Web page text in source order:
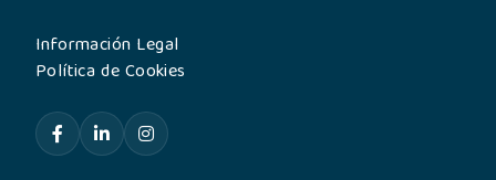
Información Legal
Política de Cookies